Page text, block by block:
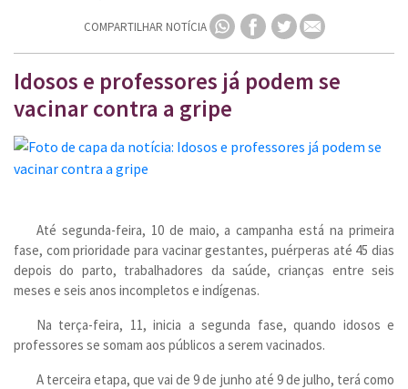
COMPARTILHAR NOTÍCIA
Idosos e professores já podem se
vacinar contra a gripe
Até segunda-feira, 10 de maio, a campanha está na primeira
fase, com prioridade para vacinar gestantes, puérperas até 45 dias
depois do parto, trabalhadores da saúde, crianças entre seis
meses e seis anos incompletos e indígenas.
Na terça-feira, 11, inicia a segunda fase, quando idosos e
professores se somam aos públicos a serem vacinados.
A terceira etapa, que vai de 9 de junho até 9 de julho, terá como